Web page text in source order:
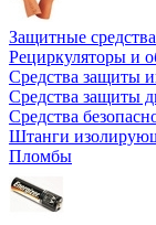
Защитные
Рециркуляторы и
Средства защиты
Средства защиты
Средства
Штанги
Пломбы